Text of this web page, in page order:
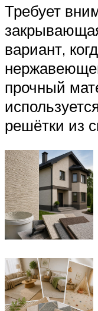
Требует
вариант,
прочный
решётки из